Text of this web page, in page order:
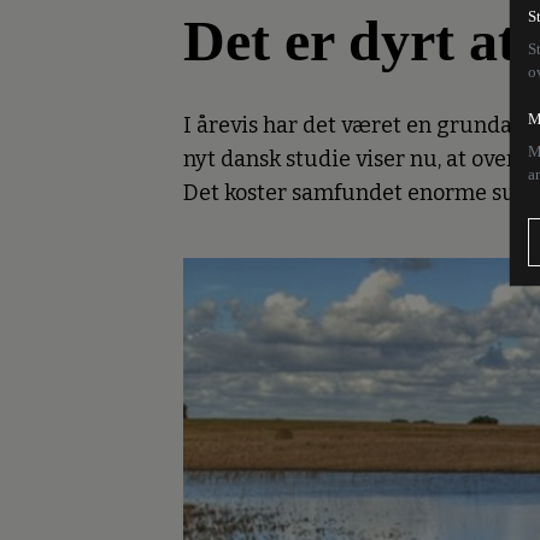
Det er dyrt at
I årevis har det været en
nyt dansk studie viser nu, at
Det koster samfundet enorme